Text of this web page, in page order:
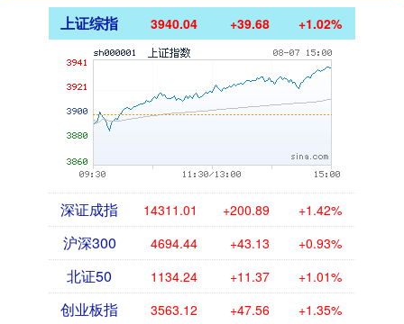
上证综指 3940.04 +39.68 +1.02%
深证成指 14311.01 +200.89 +1.42%
沪深300 4694.44 +43.13 +0.93%
北证50 1134.24 +11.37 +1.01%
创业板指 3563.12 +47.56 +1.35%